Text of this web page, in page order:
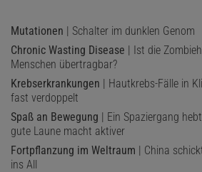
Mutationen | Schalter im dunklen Genom
Chronic Wasting Disease | Ist die
Menschen übertragbar?
Krebserkrankungen | Hautkrebs-Fälle in
fast verdoppelt
Spaß an Bewegung | Ein Spaziergang
gute Laune macht aktiver
Fortpflanzung im Weltraum | China
ins All